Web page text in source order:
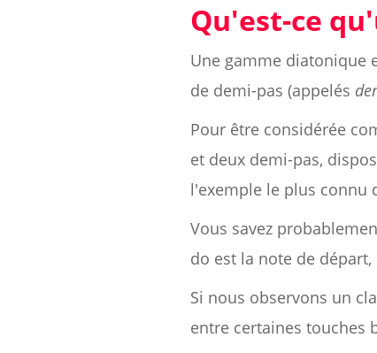
Qu'est-ce
Une gamme diatonique
de demi-pas (appelés
Pour être considérée
et deux demi-pas,
l'exemple le plus connu
Vous savez
do est la note de
Si nous observons un
entre certaines touches